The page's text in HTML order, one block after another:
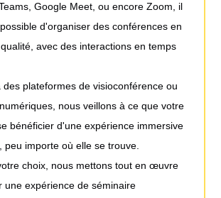
Google Meet, ou encore Zoom, il
d'organiser des conférences en
avec des interactions en temps
des plateformes de visioconférence ou
nous veillons à ce que votre
bénéficier d'une expérience immersive
peu importe où elle se trouve.
choix, nous mettons tout en œuvre
une expérience de séminaire